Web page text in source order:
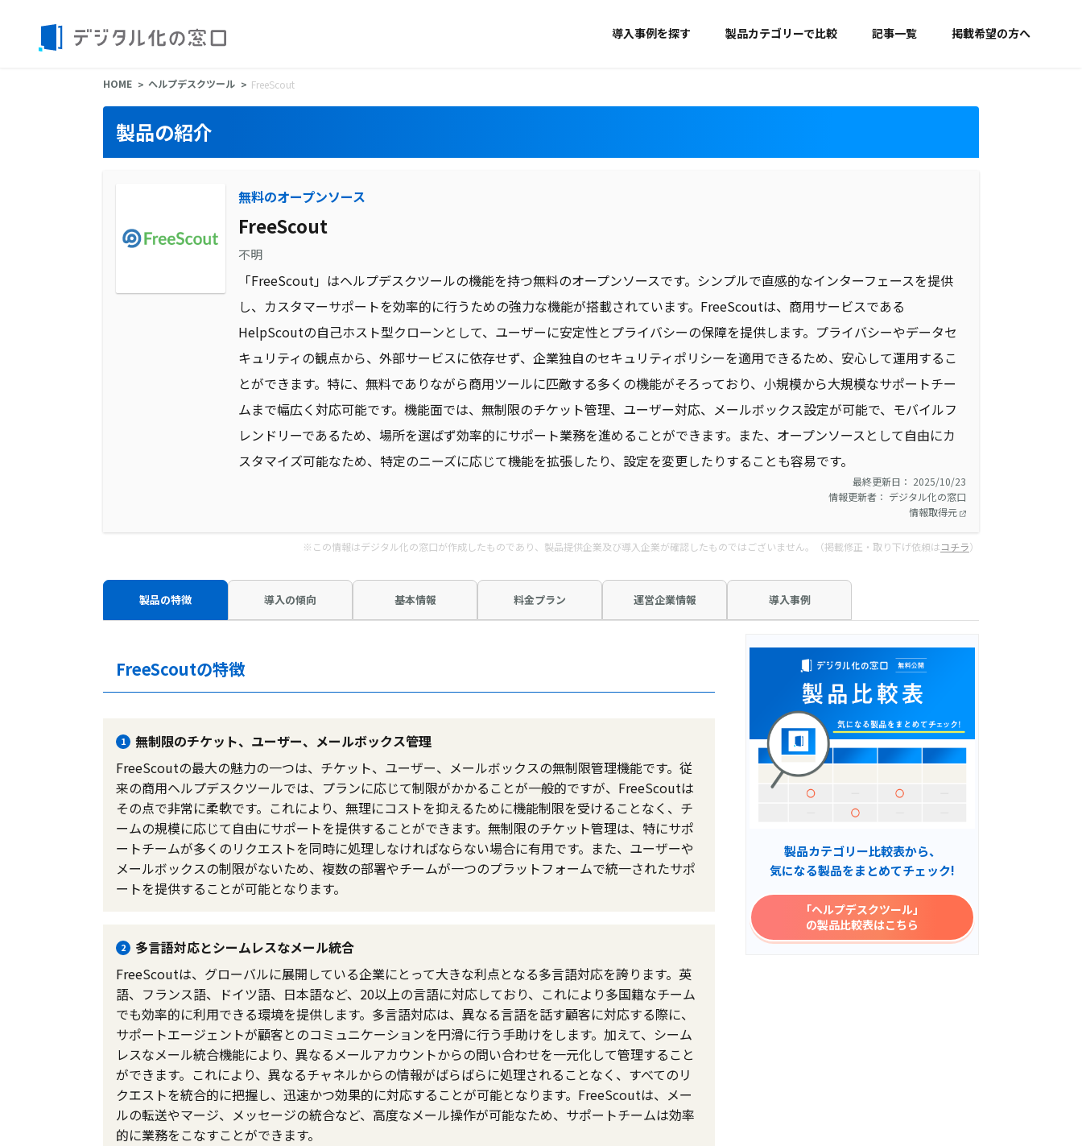
導入事例を探す 製品カテゴリーで比較 記事一覧 掲載希望の方へ
HOME ヘルプデスクツール FreeScout
製品の紹介
無料のオープンソース
FreeScout
不明
「FreeScout」はヘルプデスクツールの機能を持つ無料のオープンソースです。シンプルで直感的なインターフェースを提供
し、カスタマーサポートを効率的に行うための強力な機能が搭載されています。FreeScoutは、商用サービスである
HelpScoutの自己ホスト型クローンとして、ユーザーに安定性とプライバシーの保障を提供します。プライバシーやデータセ
キュリティの観点から、外部サービスに依存せず、企業独自のセキュリティポリシーを適用できるため、安心して運用するこ
とができます。特に、無料でありながら商用ツールに匹敵する多くの機能がそろっており、小規模から大規模なサポートチー
ムまで幅広く対応可能です。機能面では、無制限のチケット管理、ユーザー対応、メールボックス設定が可能で、モバイルフ
レンドリーであるため、場所を選ばず効率的にサポート業務を進めることができます。また、オープンソースとして自由にカ
スタマイズ可能なため、特定のニーズに応じて機能を拡張したり、設定を変更したりすることも容易です。
最終更新日： 2025/10/23
情報更新者： デジタル化の窓口
情報取得元
※この情報はデジタル化の窓口が作成したものであり、製品提供企業及び導入企業が確認したものではございません。（掲載修正・取り下げ依頼はコチラ）
製品の特徴 導入の傾向 基本情報 料金プラン 運営企業情報 導入事例
FreeScoutの特徴
1
無制限のチケット、ユーザー、メールボックス管理
FreeScoutの最大の魅力の一つは、チケット、ユーザー、メールボックスの無制限管理機能です。従
来の商用ヘルプデスクツールでは、プランに応じて制限がかかることが一般的ですが、FreeScoutは
その点で非常に柔軟です。これにより、無理にコストを抑えるために機能制限を受けることなく、チ
ームの規模に応じて自由にサポートを提供することができます。無制限のチケット管理は、特にサポ
ートチームが多くのリクエストを同時に処理しなければならない場合に有用です。また、ユーザーや
メールボックスの制限がないため、複数の部署やチームが一つのプラットフォームで統一されたサポ
ートを提供することが可能となります。
2
多言語対応とシームレスなメール統合
FreeScoutは、グローバルに展開している企業にとって大きな利点となる多言語対応を誇ります。英
語、フランス語、ドイツ語、日本語など、20以上の言語に対応しており、これにより多国籍なチーム
でも効率的に利用できる環境を提供します。多言語対応は、異なる言語を話す顧客に対応する際に、
サポートエージェントが顧客とのコミュニケーションを円滑に行う手助けをします。加えて、シーム
レスなメール統合機能により、異なるメールアカウントからの問い合わせを一元化して管理すること
ができます。これにより、異なるチャネルからの情報がばらばらに処理されることなく、すべてのリ
クエストを統合的に把握し、迅速かつ効果的に対応することが可能となります。FreeScoutは、メー
ルの転送やマージ、メッセージの統合など、高度なメール操作が可能なため、サポートチームは効率
的に業務をこなすことができます。
製品カテゴリー比較表から、
気になる製品をまとめてチェック!
「ヘルプデスクツール」
の製品比較表はこちら